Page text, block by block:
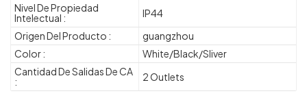
Nivel De Propiedad
Intelectual :
IP44
Origen Del Producto :
guangzhou
Color :
White/Black/Sliver
Cantidad De Salidas De CA
:
2 Outlets